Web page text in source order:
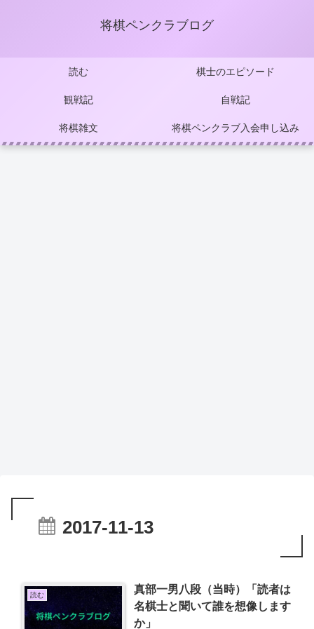
将棋ペンクラブログ
読む 棋士のエピソード
観戦記 自戦記
将棋雑文 将棋ペンクラブ入会申し込み
2017-11-13
読む
真部一男八段（当時）「読者は
名棋士と聞いて誰を想像します
か」